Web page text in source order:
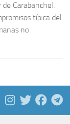
Carabanchel:
típica del
no